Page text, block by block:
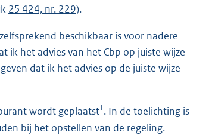
25 424, nr. 229).
beschikbaar is voor nadere
ik het advies van het Cbp op juiste wijze
dat ik het advies op de juiste wijze
wordt geplaatst1. In de toelichting is
bij het opstellen van de regeling.